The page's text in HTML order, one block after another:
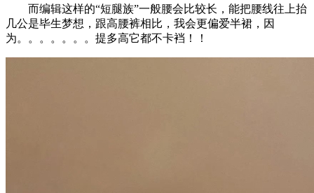
而编辑这样的“短腿族”一般腰会比较长，能把腰线往上抬
几公是毕生梦想，跟高腰裤相比，我会更偏爱半裙，因
为。。。。。。。提多高它都不卡裆！！